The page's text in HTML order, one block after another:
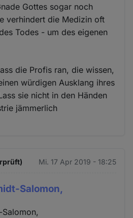
Gottes sogar noch
verhindert die Medizin oft
Todes - um des eigenen
die Profis ran, die wissen,
würdigen Ausklang ihres
sie nicht in den Händen
jämmerlich
Mi. 17 Apr 2019 - 18:25
Salomon,